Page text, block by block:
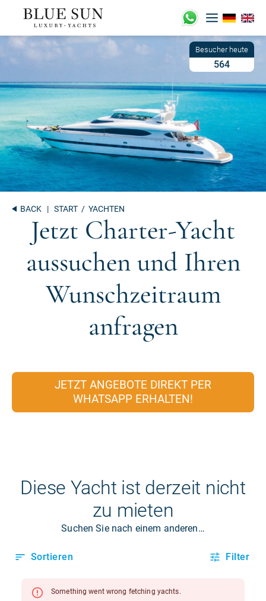
Zum
Inhalt
springen
564
BACK | START / YACHTEN
Jetzt Charter-Yacht
aussuchen und Ihren
Wunschzeitraum
anfragen
JETZT ANGEBOTE DIREKT PER
WHATSAPP ERHALTEN!